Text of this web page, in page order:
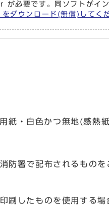
必要です。同ソフトがイ
ウンロード(無償)してくだ
紙・白色かつ無地(感熱
防署で配布されるもの
刷したものを使用する